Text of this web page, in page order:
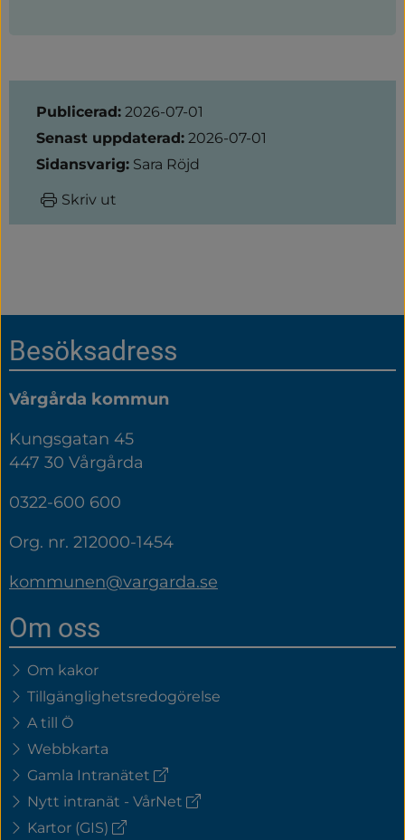
Sidinformation
Publicerad: 2026-07-01
Senast uppdaterad: 2026-07-01
Sidansvarig: Sara Röjd
Skriv ut
Sidfot
Besöksadress
Vårgårda kommun
Kungsgatan 45
447 30 Vårgårda
0322-600 600
Org. nr. 212000-1454
kommunen@vargarda.se
Om oss
Om kakor
Tillgänglighetsredogörelse
A till Ö
Webbkarta
Gamla Intranätet (extern
länk)
Nytt intranät - VårNet (extern
Kartor (GIS) (extern